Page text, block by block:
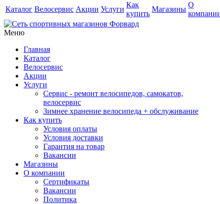
Каталог Велосервис Акции Услуги
Как
купить
Магазины
О
Меню
Главная
Каталог
Велосервис
Акции
Услуги
Сервис - ремонт велосипедов, самокатов,
велосервис
Зимнее хранение велосипеда + обслуживание
Как купить
Условия оплаты
Условия доставки
Гарантия на товар
Вакансии
Магазины
О компании
Сертификаты
Вакансии
Политика